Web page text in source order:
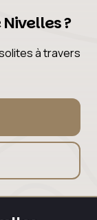
?
à travers